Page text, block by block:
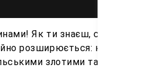
Як ти знаєш, список
розширюється: на цей раз
злотими та